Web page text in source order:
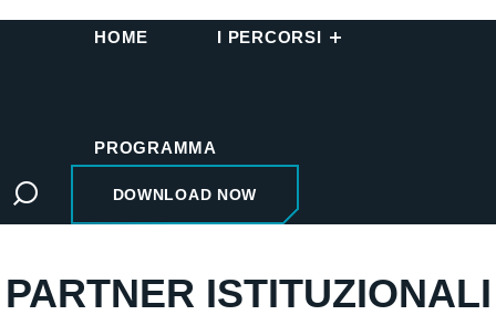
HOME I PERCORSI
PROGRAMMA
DOWNLOAD NOW
PARTNER ISTITUZIONALI